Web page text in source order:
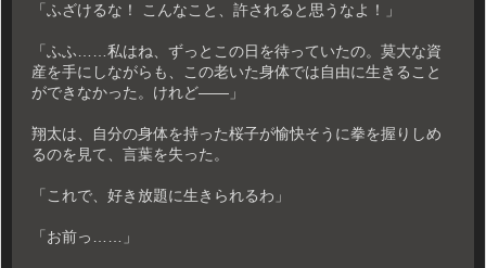
「ふざけるな！ こんなこと、許されると思うなよ！」
「ふふ……私はね、ずっとこの日を待っていたの。莫大な資
産を手にしながらも、この老いた身体では自由に生きること
ができなかった。けれど――」
翔太は、自分の身体を持った桜子が愉快そうに拳を握りしめ
るのを見て、言葉を失った。
「これで、好き放題に生きられるわ」
「お前っ……」